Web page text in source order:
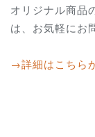
オリジナル商品
は、お気軽にお
→詳細はこちら